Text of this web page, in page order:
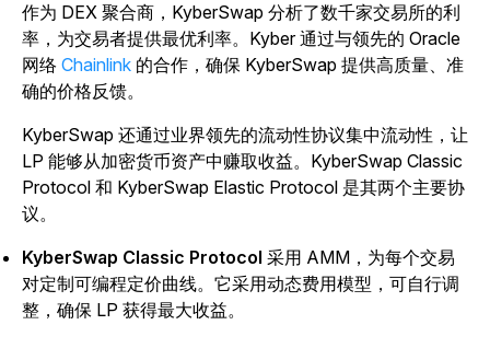
作为 DEX 聚合商，KyberSwap 分析了数千家交易所的利
率，为交易者提供最优利率。Kyber 通过与领先的 Oracle
网络 Chainlink 的合作，确保 KyberSwap 提供高质量、准
确的价格反馈。
KyberSwap 还通过业界领先的流动性协议集中流动性，让
LP 能够从加密货币资产中赚取收益。KyberSwap Classic
Protocol 和 KyberSwap Elastic Protocol 是其两个主要协
议。
KyberSwap Classic Protocol 采用 AMM，为每个交易
对定制可编程定价曲线。它采用动态费用模型，可自行调
整，确保 LP 获得最大收益。